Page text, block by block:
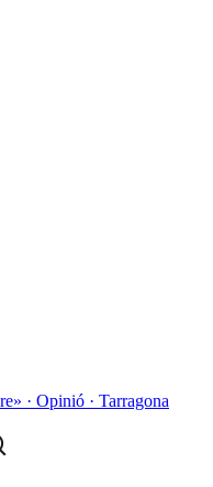
· Opinió · Tarragona